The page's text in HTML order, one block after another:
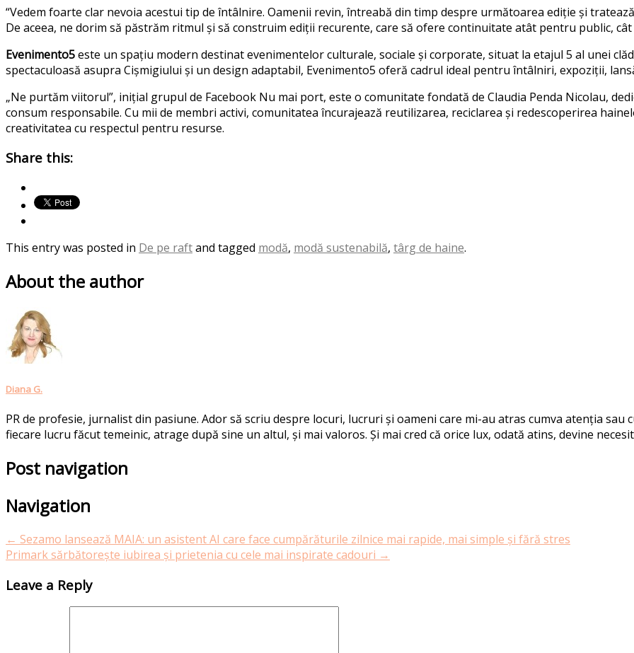
“Vedem foarte clar nevoia acestui tip de întâlnire. Oamenii revin, întreabă din timp despre următoarea ediție și
De aceea, ne dorim să păstrăm ritmul și să construim ediții recurente, care să ofere continuitate atât pentru public,
Evenimento5este un spațiu modern destinat evenimentelor culturale, sociale și corporate, situat la etajul 5 al unei
spectaculoasă asupra Cișmigiului și un design adaptabil, Evenimento5 oferă cadrul ideal pentru întâlniri, expoziții,
„Ne purtăm viitorul”, inițial grupul de Facebook Nu mai port, este o comunitate fondată de Claudia Penda Nicolau,
consum responsabile. Cu mii de membri activi, comunitatea încurajează reutilizarea, reciclarea și redescoperirea
creativitatea cu respectul pentru resurse.
Share this:
This entry was posted in De pe raftand tagged modă, modă sustenabilă, târg de haine.
About the author
Diana G.
PR de profesie, jurnalist din pasiune. Ador să scriu despre locuri, lucruri și oameni care mi-au atras cumva atenția
fiecare lucru făcut temeinic, atrage după sine un altul, și mai valoros. Și mai cred că orice lux, odată atins, devine
Post navigation
Navigation
← Sezamo lansează MAIA: un asistent AI care face cumpărăturile zilnice mai rapide, mai simple și fără stres
Primark sărbătorește iubirea și prietenia cu cele mai inspirate cadouri →
Leave a Reply